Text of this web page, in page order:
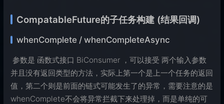
CompatableFuture的子任务构建 (结果回调)
whenComplete / whenCompleteAsync
​ 参数是 函数式接口 BiConsumer ，可以接受 两个输入参数
并且没有返回类型的方法，实际上第一个是上一个任务的返回
值，第二个则是前面的链式可能发生了的异常，需要注意的是
whenComplete不会将异常拦截下来处理掉，而是单纯的可